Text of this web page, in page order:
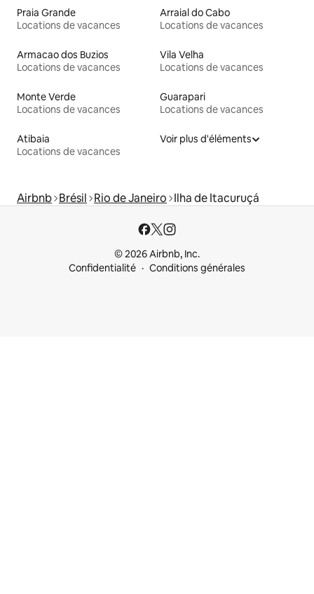
Praia Grande
Locations de vacances
Arraial do Cabo
Locations de vacances
Armacao dos Buzios
Locations de vacances
Vila Velha
Locations de vacances
Monte Verde
Locations de vacances
Guarapari
Locations de vacances
Atibaia
Locations de vacances
Voir plus d'éléments
Airbnb Brésil Rio de Janeiro Ilha de Itacuruçá
© 2026 Airbnb, Inc.
Confidentialité
Conditions générales